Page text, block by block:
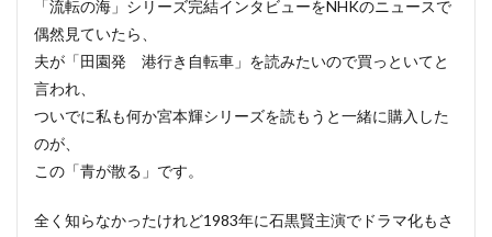
「流転の海」シリーズ完結インタビューをNHKのニュースで
偶然見ていたら、
夫が「田園発 港行き自転車」を読みたいので買っといてと
言われ、
ついでに私も何か宮本輝シリーズを読もうと一緒に購入した
のが、
この「青が散る」です。
全く知らなかったけれど1983年に石黒賢主演でドラマ化もさ